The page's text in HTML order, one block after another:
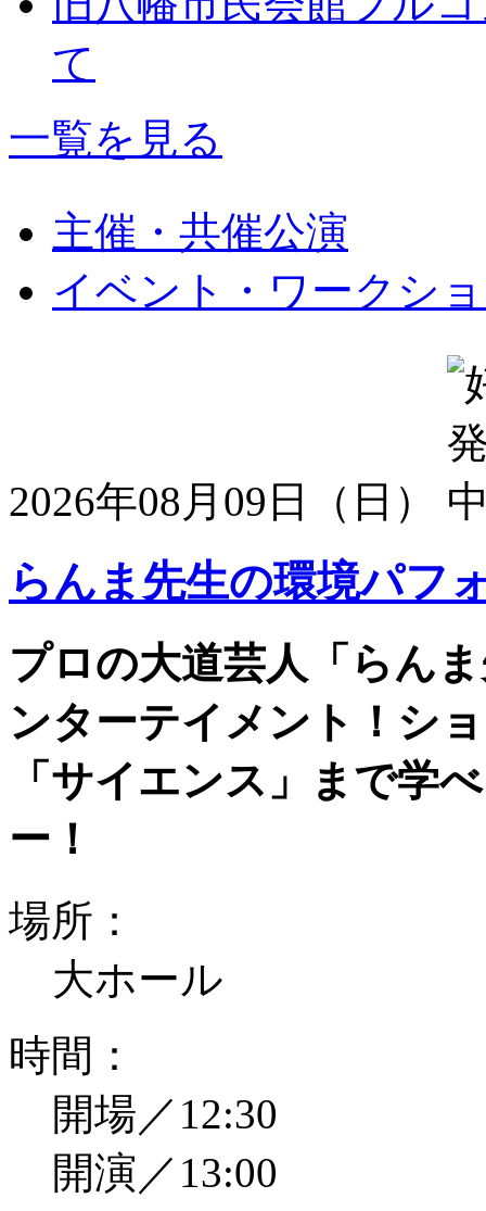
て
一覧を見る
主催・共催公演
イベント・ワークシ
2026年08月09日（日）
らんま先生の環境パフ
プロの大道芸人「らん
ンターテイメント！シ
「サイエンス」まで学
ー！
場所：
大ホール
時間：
開場／12:30
開演／13:00